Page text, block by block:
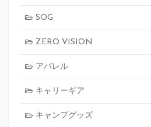
SOG
ZERO VISION
アパレル
キャリーギア
キャンプグッズ